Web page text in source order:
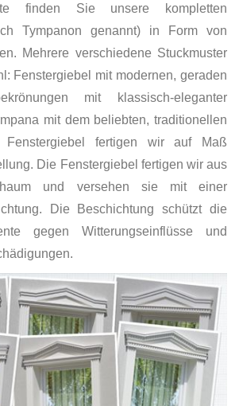
finden Sie unsere kompletten
Tympanon genannt) in Form von
Mehrere verschiedene Stuckmuster
Fenstergiebel mit modernen, geraden
mit klassisch-eleganter
mit dem beliebten, traditionellen
Fenstergiebel fertigen wir auf Maß
Die Fenstergiebel fertigen wir aus
und versehen sie mit einer
Die Beschichtung schützt die
gegen Witterungseinflüsse und